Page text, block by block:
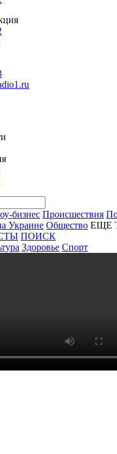
бизнес Происшествия
Украине Общество ЕЩЕ
ПОИСК
Здоровье Спорт